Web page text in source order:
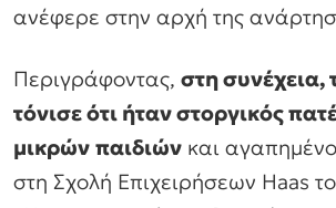
ανέφερε στην αρχή της
Περιγράφοντας, στη συνέχεια,
τόνισε ότι ήταν στοργικός
μικρών παιδιών και
στη Σχολή Επιχειρήσεων Haas